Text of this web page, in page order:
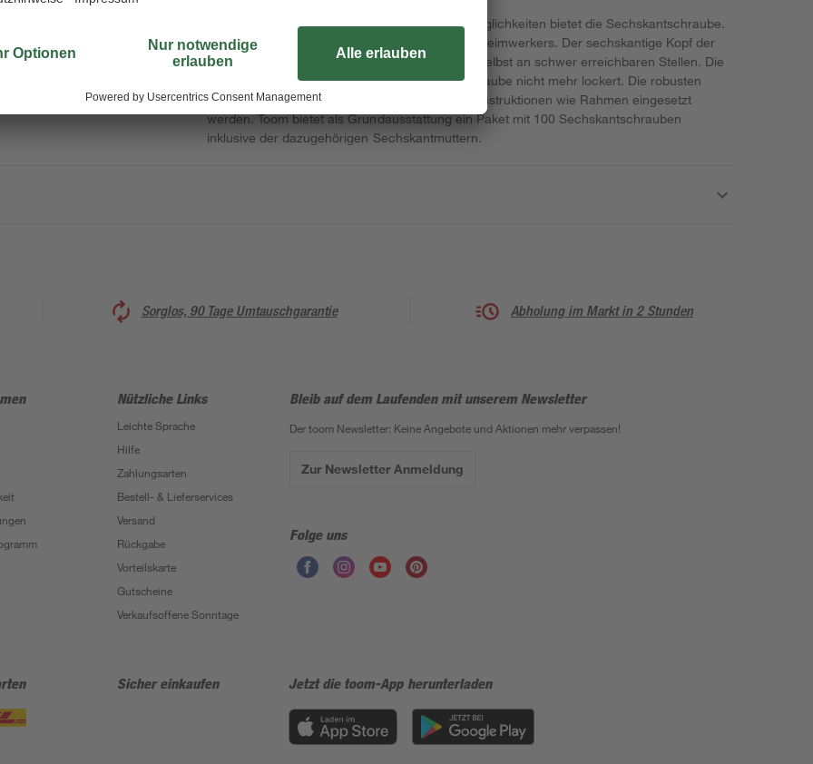
Optimalen Halt und universelle Verwendungsmöglichkeiten bietet die Sechskantschraube.
Deshalb gehört sie zur Basisausstattung jedes Heimwerkers. Der sechskantige Kopf der
Schraube ermöglicht ein maximales Anziehen, selbst an schwer erreichbaren Stellen. Die
passende Mutter sorgt dafür, dass sich die Schraube nicht mehr lockert. Die robusten
Stahlschrauben können sogar bei schweren Konstruktionen wie Rahmen eingesetzt
werden. Toom bietet als Grundausstattung ein Paket mit 100 Sechskantschrauben
inklusive der dazugehörigen Sechskantmuttern.
Sorglos, 90 Tage Umtauschgarantie Abholung im Markt in 2 Stunden
Nützliche Links
Leichte Sprache
Hilfe
Zahlungsarten
Bestell- & Lieferservices
Versand
Rückgabe
Vorteilskarte
Gutscheine
Verkaufsoffene Sonntage
Bleib auf dem Laufenden mit unserem Newsletter
Der toom Newsletter: Keine Angebote und Aktionen mehr verpassen!
Zur Newsletter Anmeldung
Folge uns
Sicher einkaufen Jetzt die toom-App herunterladen